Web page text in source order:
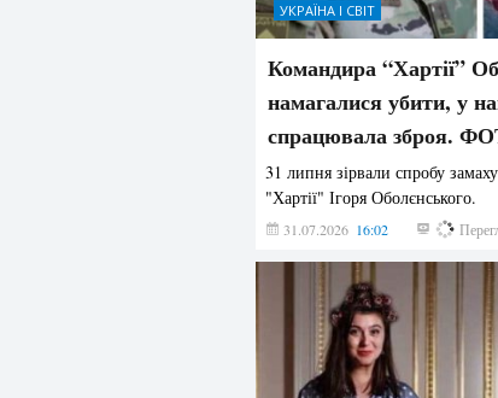
УКРАЇНА І СВІТ
Командира “Хартії”
намагалися убити, у
спрацювала зброя.
31 липня зірвали спробу
"Хартії" Ігоря Оболєнського.
31.07.2026 16:02 192